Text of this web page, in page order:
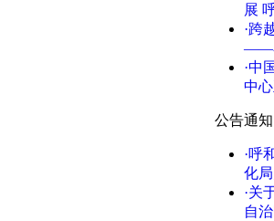
展
·跨
——
·中
中
公告通知
·呼
化
·关
自